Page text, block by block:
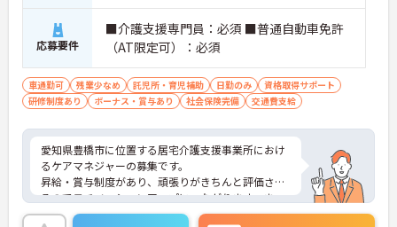
応募要件
■介護支援専門員：必須 ■普通自動車免許
（AT限定可）：必須
車通勤可 残業少なめ 託児所・育児補助 日勤のみ
資格取得サポート
研修制度あり
ボーナス・賞与あり 社会保険完備 交通費支給
愛知県豊橋市に位置する居宅介護支援事業所におけ
るケアマネジャーの募集です。
昇給・賞与制度があり、頑張りがきちんと評価され
るのでモチベーションアップにつながります。ま
た、利用可能な託児所があり、子育て世代の方も安